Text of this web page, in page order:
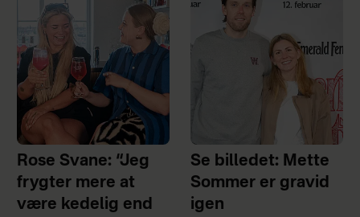
Rose Svane: “Jeg
frygter mere at
være kedelig end
Se billedet: Mette
Sommer er gravid
igen